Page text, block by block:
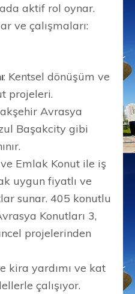
aktif rol oynar.
ve çalışmaları:
: Kentsel dönüşüm ve
projeleri.
Avrasya
Başakcity gibi
ve Emlak Konut ile iş
uygun fiyatlı ve
sunar. 405 konutlu
Konutları 3,
projelerinden
kira yardımı ve kat
çalışıyor.